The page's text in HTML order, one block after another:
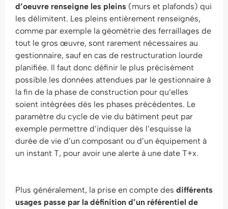
d’oeuvre renseigne les pleins (murs et plafonds) qui
les délimitent. Les pleins entièrement renseignés,
comme par exemple la géométrie des ferraillages de
tout le gros œuvre, sont rarement nécessaires au
gestionnaire, sauf en cas de restructuration lourde
planifiée. Il faut donc définir le plus précisément
possible les données attendues par le gestionnaire à
la fin de la phase de construction pour qu’elles
soient intégrées dès les phases précédentes. Le
paramètre du cycle de vie du bâtiment peut par
exemple permettre d’indiquer dès l’esquisse la
durée de vie d’un composant ou d’un équipement à
un instant T, pour avoir une alerte à une date T+x.
Plus généralement, la prise en compte des différents
usages passe par la définition d’un référentiel de